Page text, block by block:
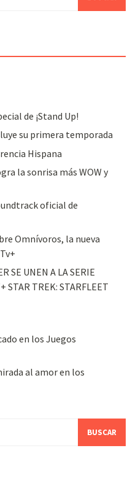
de ¡Stand Up!
su primera temporada
Hispana
la sonrisa más WOW y
oficial de
Omnívoros, la nueva
SE UNEN A LA SERIE
STAR TREK: STARFLEET
en los Juegos
al amor en los